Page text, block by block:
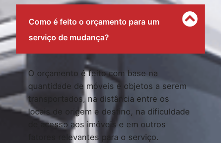
Como é feito o orçamento para um
serviço de mudança?
O orçamento é feito com base na
quantidade de móveis e objetos a serem
transportados, na distância entre os
locais de origem e destino, na dificuldade
de acesso aos imóveis e em outros
fatores relevantes para o serviço.